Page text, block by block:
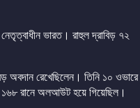
ভারত। রাহুল দ্রাবিড় ৭২
অবদান রেখেছিলেন। তিনি ১০ ওভারে
১৬৮ রানে অলআউট হয়ে গিয়েছিল।